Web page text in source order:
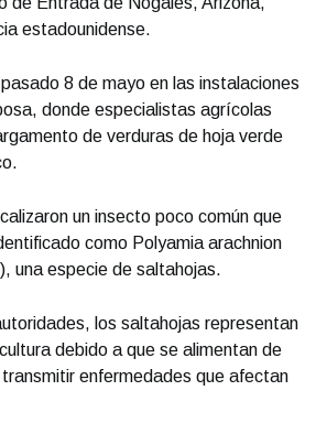
estadounidense.
8 de mayo en las instalaciones
donde especialistas agrícolas
de verduras de hoja verde
un insecto poco común que
como Polyamia arachnion
una especie de saltahojas.
los saltahojas representan
debido a que se alimentan de
enfermedades que afectan